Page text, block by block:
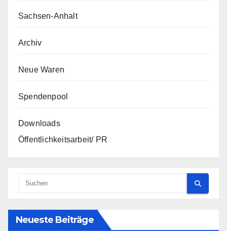
Sachsen-Anhalt
Archiv
Neue Waren
Spendenpool
Downloads
Öffentlichkeitsarbeit/ PR
Neueste Beiträge